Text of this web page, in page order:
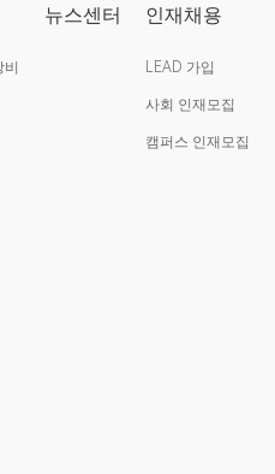
뉴스센터 인재채용
LEAD 가입
사회 인재모집
캠퍼스 인재모집